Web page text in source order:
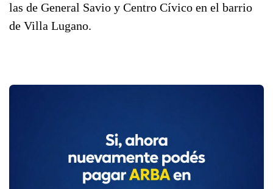
las de General Savio y Centro Cívico en el barrio
de Villa Lugano.